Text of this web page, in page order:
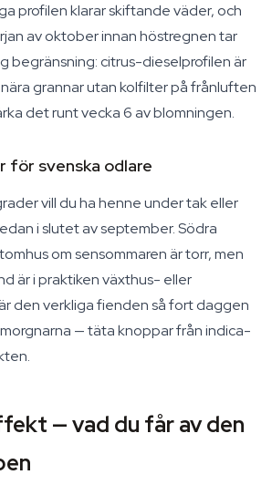
profilen klarar skiftande väder, och
av oktober innan höstregnen tar
begränsning: citrus-dieselprofilen är
grannar utan kolfilter på frånluften
det runt vecka 6 av blomningen.
för svenska odlare
vill du ha henne under tak eller
i slutet av september. Södra
om sensommaren är torr, men
är i praktiken växthus- eller
den verkliga fienden så fort daggen
— täta knoppar från indica-
— vad du får av den